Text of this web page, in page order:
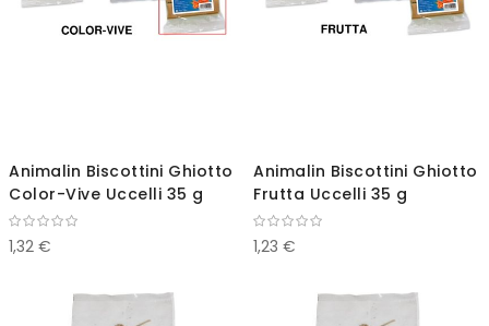
Animalin Biscottini Ghiotto
Color-Vive Uccelli 35 g
1,32 €
Animalin Biscottini Ghiotto
Frutta Uccelli 35 g
1,23 €